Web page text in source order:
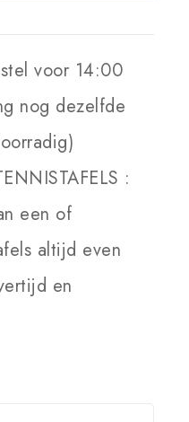
voor 14:00
nog dezelfde
:
een of
altijd even
en